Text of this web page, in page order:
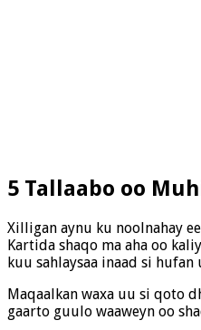
5 Tallaabo oo
Xilligan aynu ku noolnahay
Kartida shaqo ma aha oo
kuu sahlaysaa inaad si
Maqaalkan waxa uu si qoto
gaarto guulo waaweyn oo